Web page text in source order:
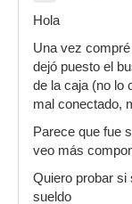
Hola
Una vez
dejó puesto el
de la caja (no lo
mal conectado,
Parece que fue
veo más
Quiero probar si
sueldo